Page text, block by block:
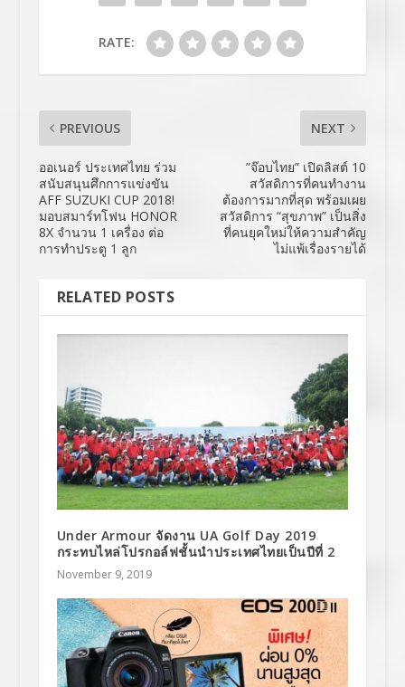
RATE:
PREVIOUS
ออเนอร์ ประเทศไทย ร่วม
สนับสนุนศึกการแข่งขัน
AFF SUZUKI CUP 2018!
มอบสมาร์ทโฟน HONOR
8X จำนวน 1 เครื่อง ต่อ
การทำประตู 1 ลูก
NEXT
”จ๊อบไทย” เปิดลิสต์ 10
สวัสดิการที่คนทำงาน
ต้องการมากที่สุด พร้อมเผย
สวัสดิการ “สุขภาพ” เป็นสิ่ง
ที่คนยุคใหม่ให้ความสำคัญ
ไม่แพ้เรื่องรายได้
RELATED POSTS
Under Armour จัดงาน UA Golf Day 2019
กระทบไหล่โปรกอล์ฟชั้นนำประเทศไทยเป็นปีที่ 2
November 9, 2019